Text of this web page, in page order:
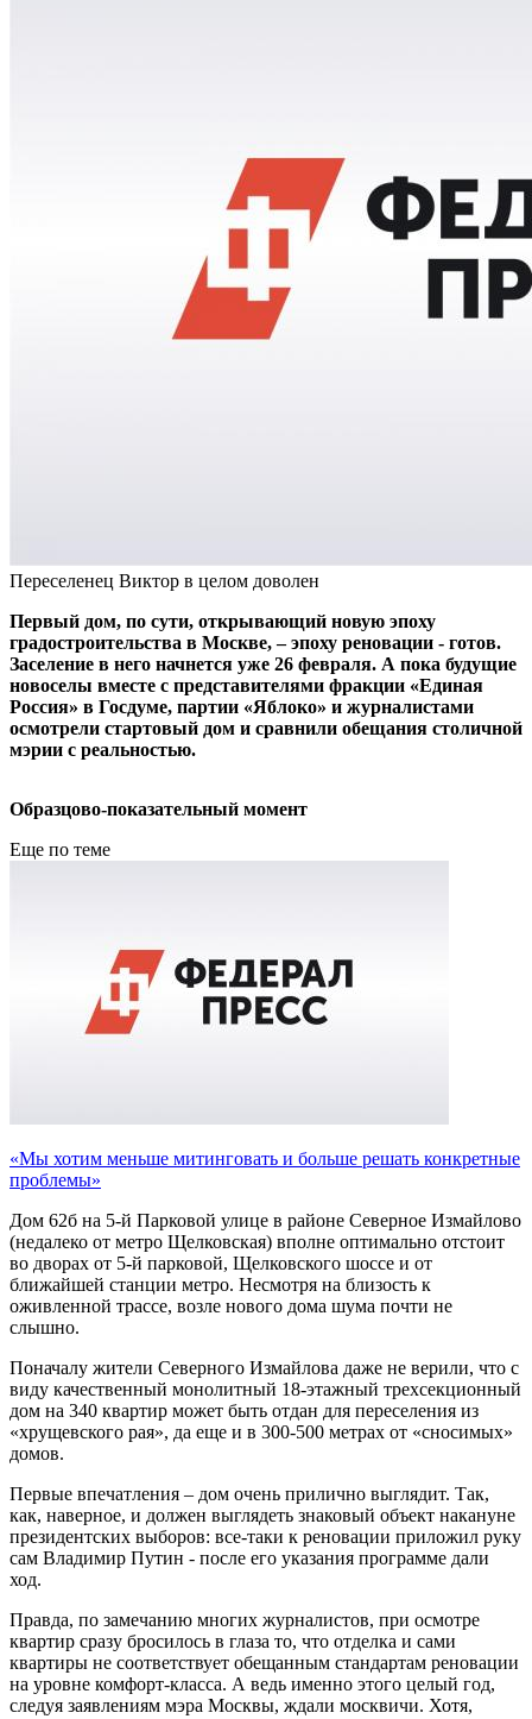
Переселенец Виктор в целом доволен
Первый дом, по сути, открывающий новую эпоху
градостроительства в Москве, – эпоху реновации - готов.
Заселение в него начнется уже 26 февраля. А пока будущие
новоселы вместе с представителями фракции «Единая
Россия» в Госдуме, партии «Яблоко» и журналистами
осмотрели стартовый дом и сравнили обещания столичной
мэрии с реальностью.
Образцово-показательный момент
Еще по теме
«Мы хотим меньше митинговать и больше решать конкретные
проблемы»
Дом 62б на 5-й Парковой улице в районе Северное Измайлово
(недалеко от метро Щелковская) вполне оптимально отстоит
во дворах от 5-й парковой, Щелковского шоссе и от
ближайшей станции метро. Несмотря на близость к
оживленной трассе, возле нового дома шума почти не
слышно.
Поначалу жители Северного Измайлова даже не верили, что с
виду качественный монолитный 18-этажный трехсекционный
дом на 340 квартир может быть отдан для переселения из
«хрущевского рая», да еще и в 300-500 метрах от «сносимых»
домов.
Первые впечатления – дом очень прилично выглядит. Так,
как, наверное, и должен выглядеть знаковый объект накануне
президентских выборов: все-таки к реновации приложил руку
сам Владимир Путин - после его указания программе дали
ход.
Правда, по замечанию многих журналистов, при осмотре
квартир сразу бросилось в глаза то, что отделка и сами
квартиры не соответствует обещанным стандартам реновации
на уровне комфорт-класса. А ведь именно этого целый год,
следуя заявлениям мэра Москвы, ждали москвичи. Хотя,